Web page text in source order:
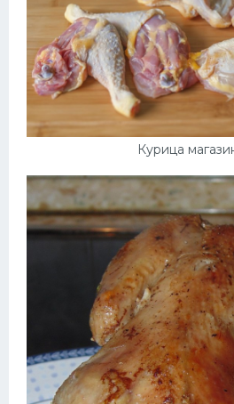
Курица